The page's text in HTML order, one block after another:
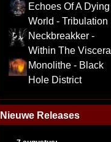
Echoes Of A Dying
World - Tribulation
Neckbreakker -
Within The Viscera
Monolithe - Black
Hole District
Nieuwe Releases